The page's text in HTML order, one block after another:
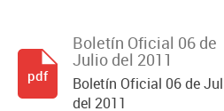
Boletín Oficial 06 de
Julio del 2011
Boletín Oficial 06 de
del 2011
pdf